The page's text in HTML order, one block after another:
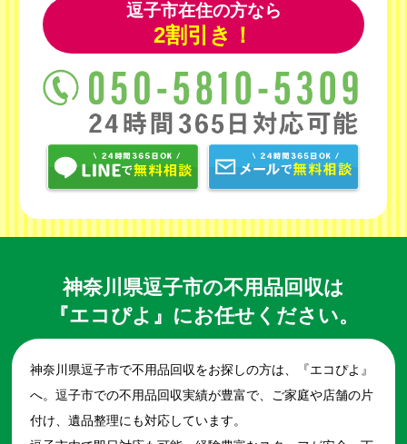
逗子市在住の方なら
2割引き！
神奈川県逗子市の不用品回収は
『エコぴよ』にお任せください。
神奈川県逗子市で不用品回収をお探しの方は、『エコぴよ』
へ。逗子市での不用品回収実績が豊富で、ご家庭や店舗の片
付け、遺品整理にも対応しています。